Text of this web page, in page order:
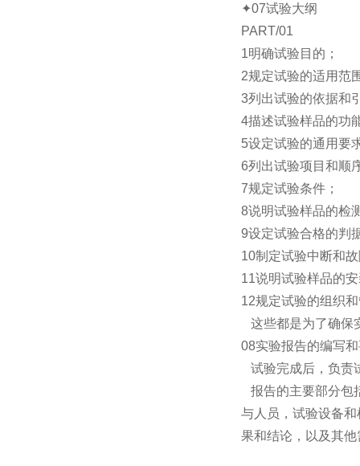
✦07试验大纲
PART/01
1明确试验目的；
2规定试验的适用范
3列出试验的依据和
4描述试验样品的功
5设定试验的通用要
6列出试验项目和顺
7规定试验条件；
8说明试验样品的检
9设定试验合格的判
10制定试验中断和
11说明试验样品的
12规定试验的组织
这些都是为了确保
08实验报告的编写
试验完成后，负责
报告的主要部分包
与人员，试验设备
果和结论，以及其